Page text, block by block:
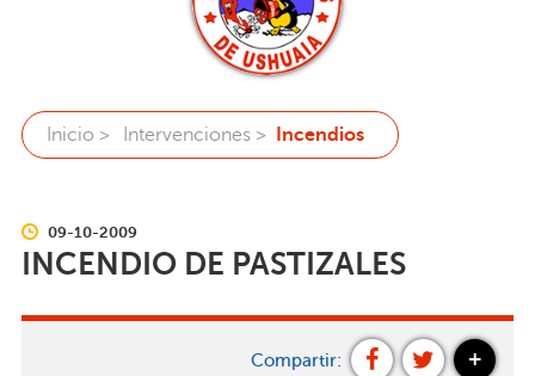
Inicio > Intervenciones > Incendios
09-10-2009
INCENDIO DE PASTIZALES
Compartir: +